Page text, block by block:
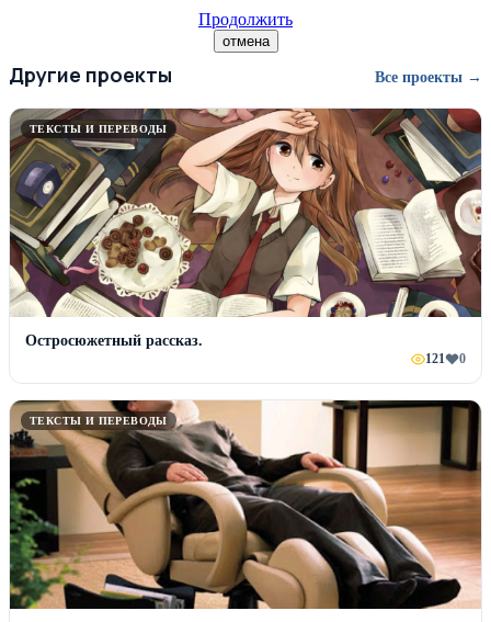
Продолжить
отмена
Другие проекты Все проекты →
ТЕКСТЫ И ПЕРЕВОДЫ
Остросюжетный рассказ.
121 0
ТЕКСТЫ И ПЕРЕВОДЫ